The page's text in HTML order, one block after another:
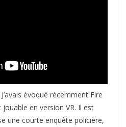
J’avais évoqué récemment Fire
en version VR. Il est
une courte enquête policière,